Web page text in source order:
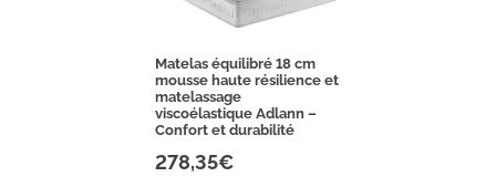
Matelas équilibré 18 cm
mousse haute résilience et
matelassage
viscoélastique Adlann –
Confort et durabilité
278,35€